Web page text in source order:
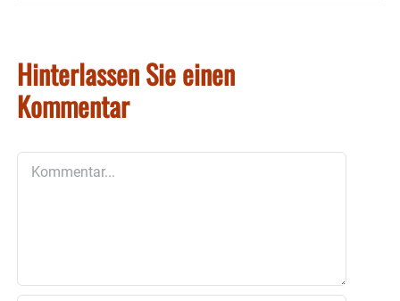
Hinterlassen Sie einen
Kommentar